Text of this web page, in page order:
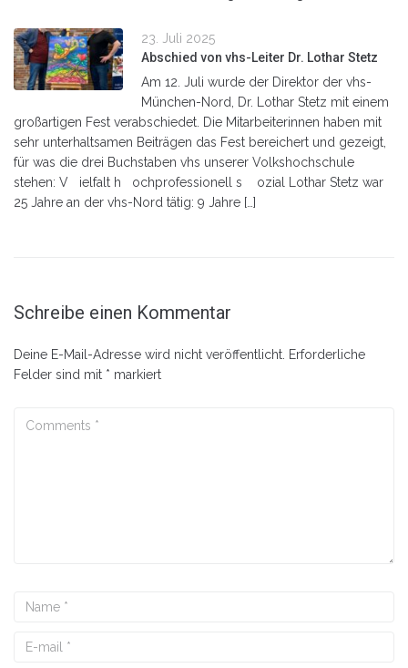
23. Juli 2025
Abschied von vhs-Leiter Dr. Lothar Stetz
Am 12. Juli wurde der Direktor der vhs-
München-Nord, Dr. Lothar Stetz mit einem
großartigen Fest verabschiedet. Die Mitarbeiterinnen haben mit
sehr unterhaltsamen Beiträgen das Fest bereichert und gezeigt,
für was die drei Buchstaben vhs unserer Volkshochschule
stehen: V ielfalt h ochprofessionell s ozial Lothar Stetz war
25 Jahre an der vhs-Nord tätig: 9 Jahre […]
Schreibe einen Kommentar
Deine E-Mail-Adresse wird nicht veröffentlicht. Erforderliche
Felder sind mit * markiert